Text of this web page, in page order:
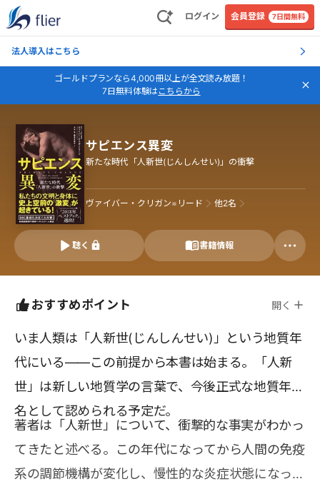
ログイン 会員登録 7日間無料
法人導入はこちら
ゴールドプランなら4,000冊以上が全文読み放題！
7日無料体験はこちらから
サピエンス異変
新たな時代「人新世(じんしんせい)」の衝撃
ヴァイバー・クリガン=リード 他2名
聴く 書籍情報
おすすめポイント 開く
いま人類は「人新世(じんしんせい)」という地質年
代にいる――この前提から本書は始まる。「人新
世」は新しい地質学の言葉で、今後正式な地質年代
名として認められる予定だ。
著者は「人新世」について、衝撃的な事実がわかっ
てきたと述べる。この年代になってから人間の免疫
系の調節機構が変化し、慢性的な炎症状態になって